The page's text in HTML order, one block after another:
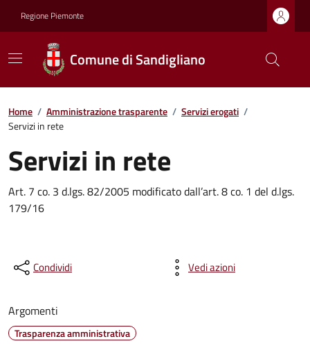
Regione Piemonte
Comune di Sandigliano
Home / Amministrazione trasparente / Servizi erogati /
Servizi in rete
Servizi in rete
Art. 7 co. 3 d.lgs. 82/2005 modificato dall’art. 8 co. 1 del d.lgs.
179/16
Condividi Vedi azioni
Argomenti
Trasparenza amministrativa